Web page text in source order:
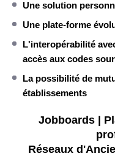
Une solution
Une plate-forme
L'interopérabilité
accès aux codes
La possibilité de
établissements
Jobboards |
Réseaux